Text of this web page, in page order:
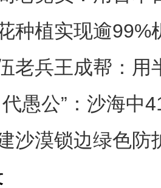
种植实现逾99%
老兵王成帮：用
愚公”：沙海中
沙漠锁边绿色防